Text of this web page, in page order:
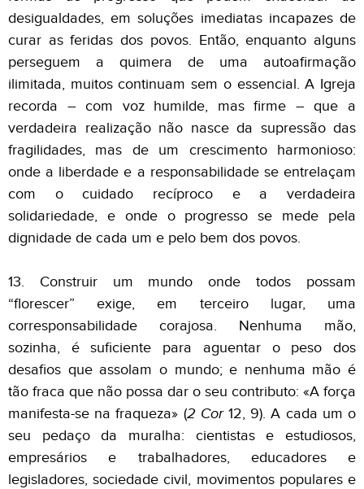
desigualdades, em soluções imediatas incapazes de
curar as feridas dos povos. Então, enquanto alguns
perseguem a quimera de uma autoafirmação
ilimitada, muitos continuam sem o essencial. A Igreja
recorda – com voz humilde, mas firme – que a
verdadeira realização não nasce da supressão das
fragilidades, mas de um crescimento harmonioso:
onde a liberdade e a responsabilidade se entrelaçam
com o cuidado recíproco e a verdadeira
solidariedade, e onde o progresso se mede pela
dignidade de cada um e pelo bem dos povos.
13. Construir um mundo onde todos possam
“florescer” exige, em terceiro lugar, uma
corresponsabilidade corajosa. Nenhuma mão,
sozinha, é suficiente para aguentar o peso dos
desafios que assolam o mundo; e nenhuma mão é
tão fraca que não possa dar o seu contributo: «A força
manifesta-se na fraqueza» (2 Cor12, 9). A cada um o
seu pedaço da muralha: cientistas e estudiosos,
empresários e trabalhadores, educadores e
legisladores, sociedade civil, movimentos populares e